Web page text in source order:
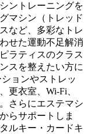
ントレーニングを
マシン（トレッド
など、多彩なトレ
せた運動不足解消
ラティスのクラス
スを整えたい方に
ョンやストレッ
更衣室、Wi-Fi、
さらにエステマシ
らサポートしま
ルキー・カードキ